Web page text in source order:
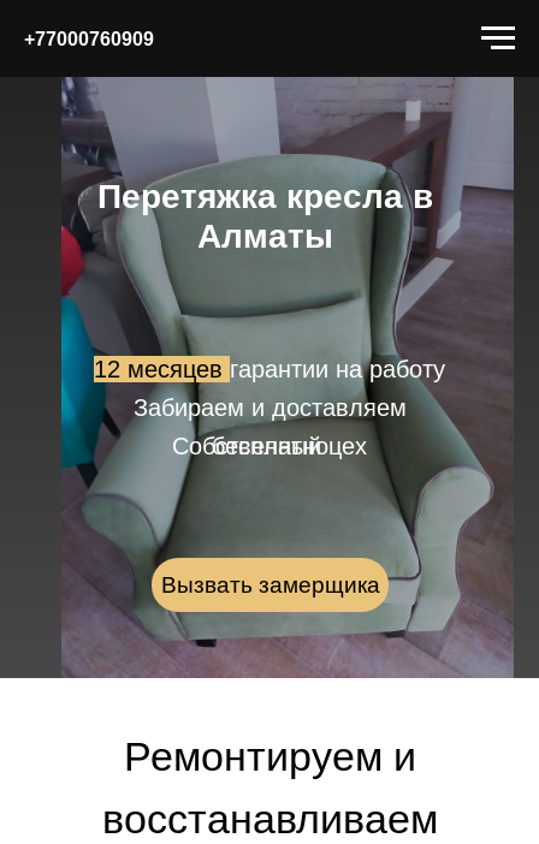
+77000760909
Перетяжка кресла в
Алматы
Собственный цех
Забираем и доставляем
бесплатно
12 месяцев гарантии на работу
Вызвать замерщика
Ремонтируем и
восстанавливаем